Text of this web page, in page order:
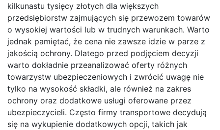
kilkunastu tysięcy złotych dla większych
przedsiębiorstw zajmujących się przewozem towarów
o wysokiej wartości lub w trudnych warunkach. Warto
jednak pamiętać, że cena nie zawsze idzie w parze z
jakością ochrony. Dlatego przed podjęciem decyzji
warto dokładnie przeanalizować oferty różnych
towarzystw ubezpieczeniowych i zwrócić uwagę nie
tylko na wysokość składki, ale również na zakres
ochrony oraz dodatkowe usługi oferowane przez
ubezpieczycieli. Często firmy transportowe decydują
się na wykupienie dodatkowych opcji, takich jak